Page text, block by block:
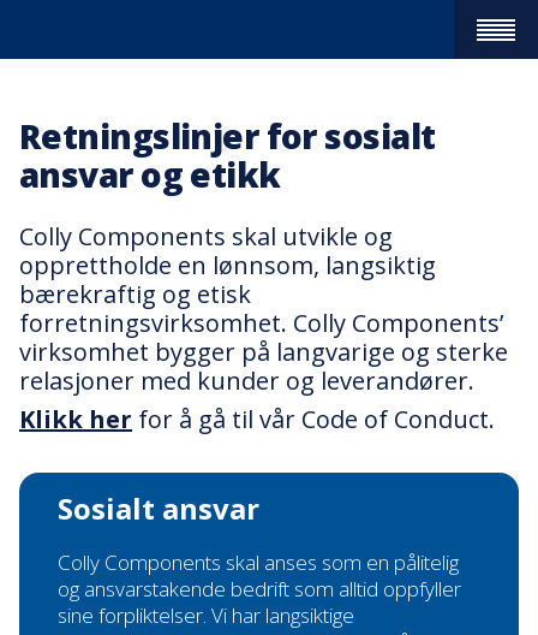
PRODUKTER
+
OM OSS
+
KVALITET MED KUNNSKAP
HISTORIE
BRANSJER
+
AUTOMOTIVE
VERKSTEDSINDUSTRIEN
KOMMERSIELLE KJØRETØY
PLASTINDUSTRIEN
BÆREKRAFT
OPPLÆRING
SERVICE
KARRIERE
NYHETER
KONTAKT
+
LEVERINGSVILKÅR
Close
Retningslinjer for sosialt
ansvar og etikk
Colly Components skal utvikle og
opprettholde en lønnsom, langsiktig
bærekraftig og etisk
forretningsvirksomhet. Colly Components’
virksomhet bygger på langvarige og sterke
relasjoner med kunder og leverandører.
Klikk her for å gå til vår Code of Conduct.
Sosialt ansvar
Colly Components skal anses som en pålitelig
og ansvarstakende bedrift som alltid oppfyller
sine forpliktelser. Vi har langsiktige